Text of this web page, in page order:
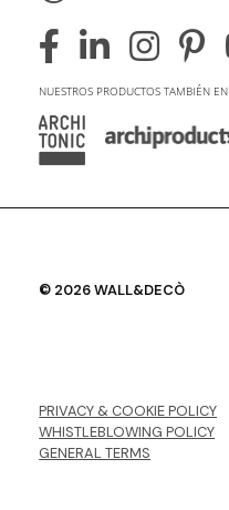
NUESTROS PRODUCTOS TAMBIÉN EN
© 2026 WALL&DECÒ
PRIVACY & COOKIE POLICY
WHISTLEBLOWING POLICY
GENERAL TERMS